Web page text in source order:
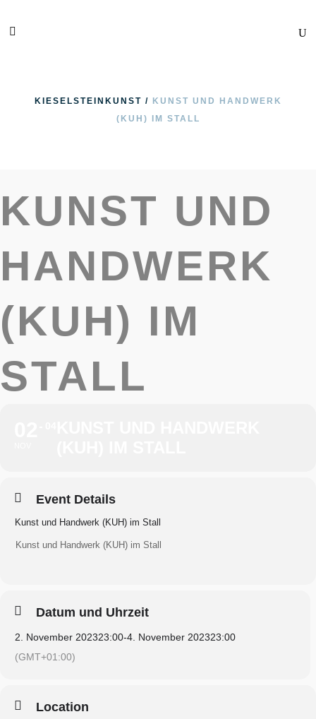
KIESELSTEINKUNST / KUNST UND HANDWERK
(KUH) IM STALL
KUNST UND
HANDWERK
(KUH) IM
STALL
Event Details
Kunst und Handwerk (KUH) im Stall
Kunst und Handwerk (KUH) im Stall
Datum und Uhrzeit
2. November 202323:00-4. November 202323:00
(GMT+01:00)
Location